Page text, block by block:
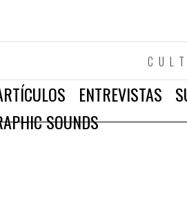
ENTREVISTAS
SOUNDS